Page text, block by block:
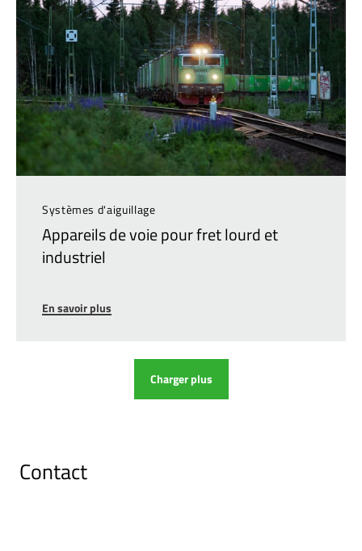
Systèmes d'aiguillage
Appareils de voie pour fret lourd et
industriel
En savoir plus
Charger plus
Contact